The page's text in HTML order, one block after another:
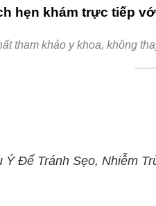
hẹn khám trực tiếp
tham khảo y khoa, không
Để Tránh Sẹo, Nhiễm